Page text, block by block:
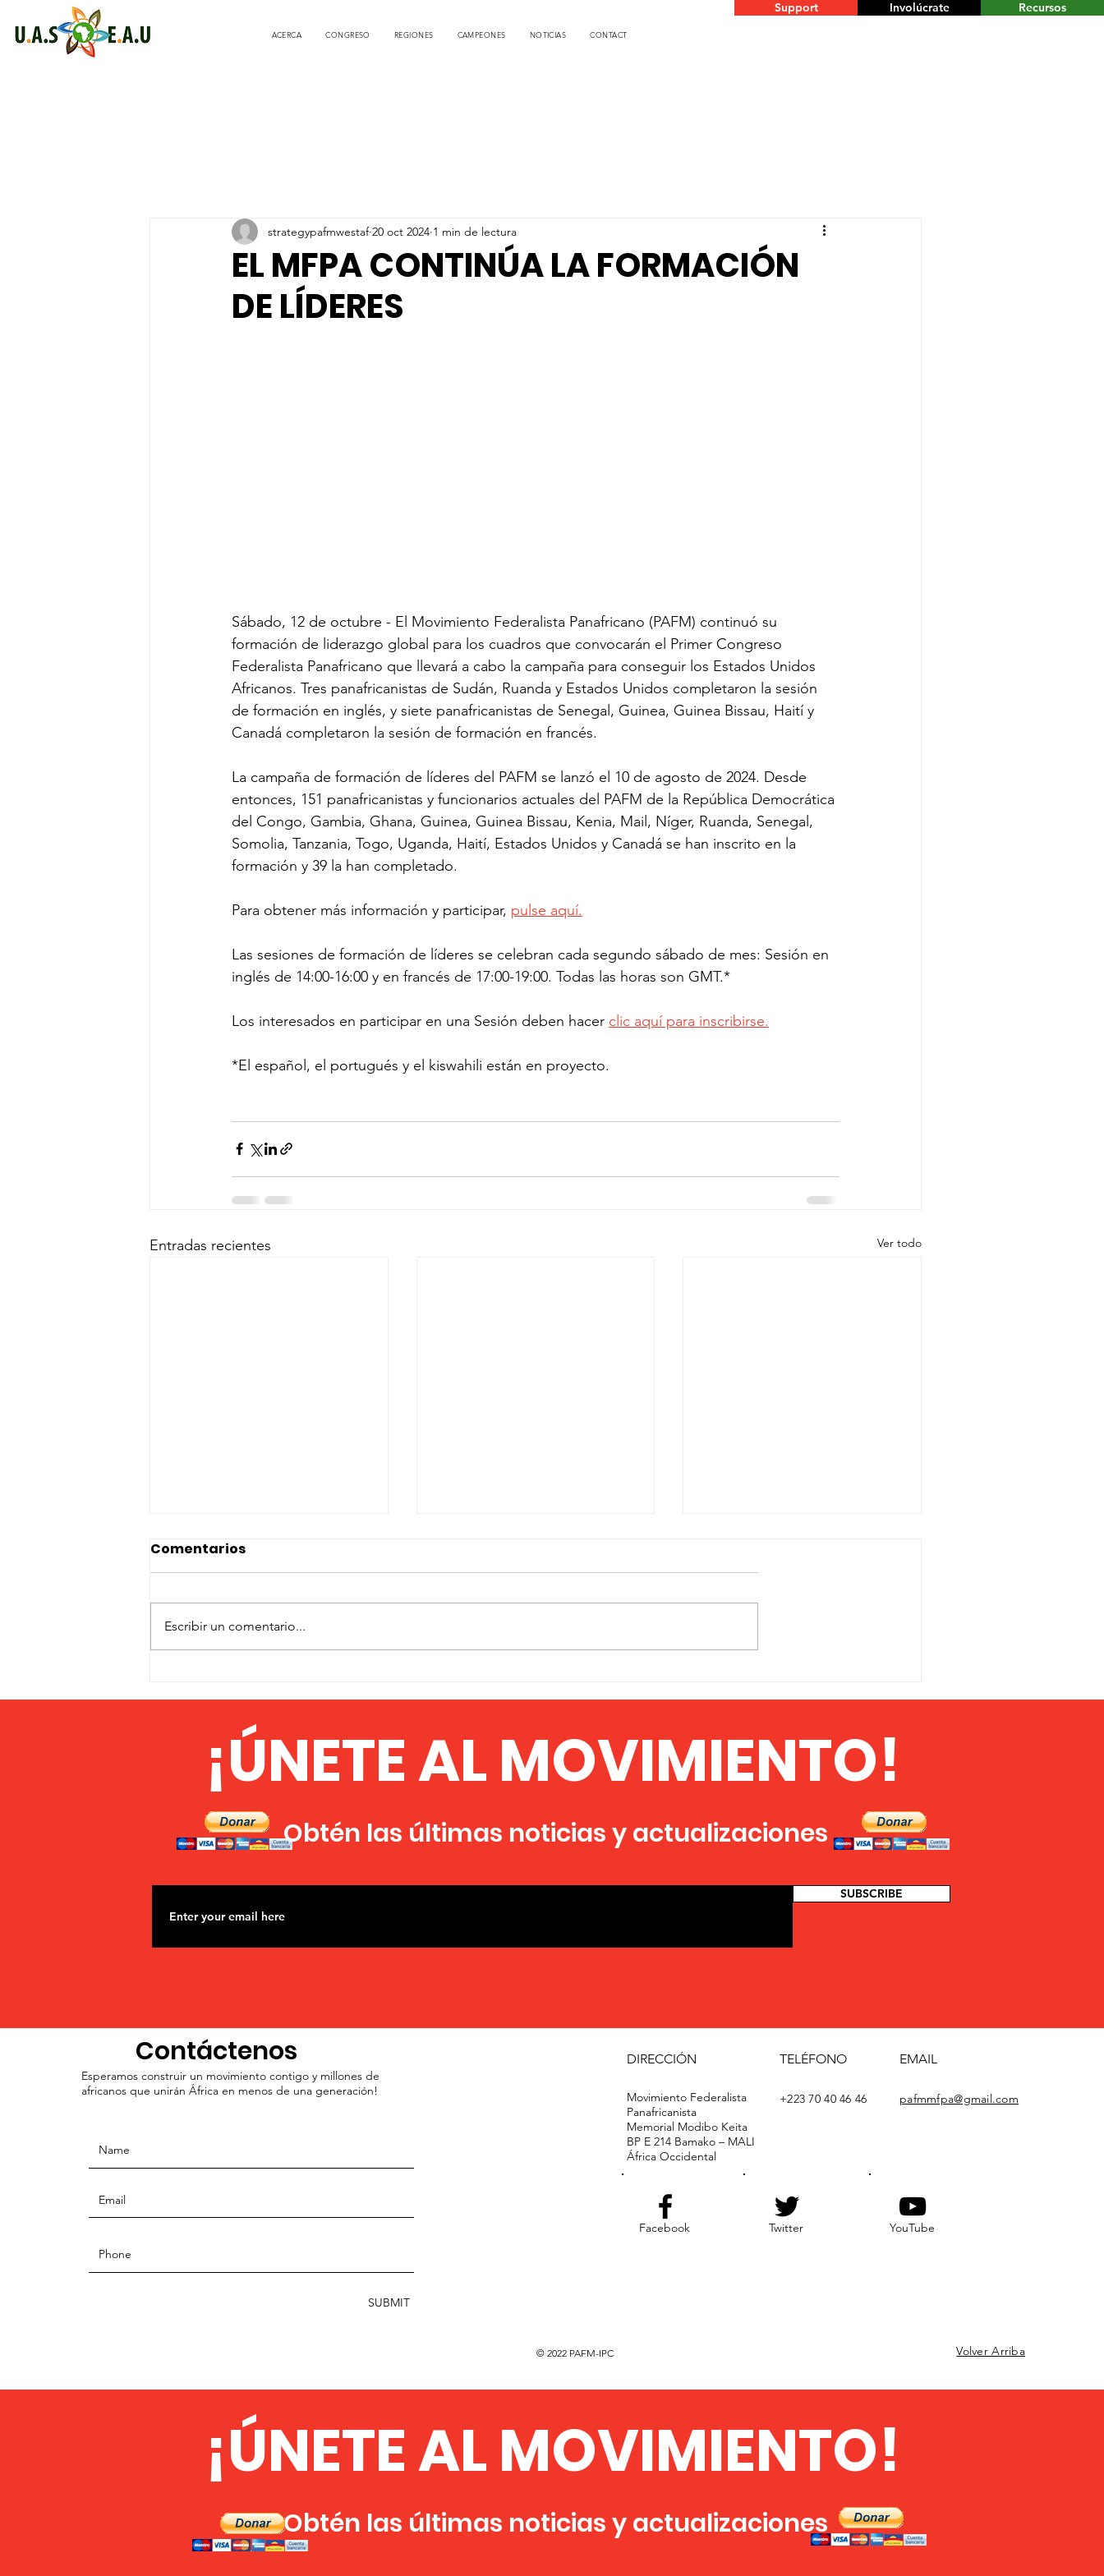
ACERCA CONGRESO REGIONES CAMPEONES NOTICIAS CONTACT
Support Involúcrate Recursos
EL MFPA CONTINÚA LA FORMACIÓN
DE LÍDERES
strategypafmwestaf 20 oct 2024 1 min de lectura
Sábado, 12 de octubre - El Movimiento Federalista Panafricano (PAFM) continuó su
formación de liderazgo global para los cuadros que convocarán el Primer Congreso
Federalista Panafricano que llevará a cabo la campaña para conseguir los Estados Unidos
Africanos. Tres panafricanistas de Sudán, Ruanda y Estados Unidos completaron la sesión
de formación en inglés, y siete panafricanistas de Senegal, Guinea, Guinea Bissau, Haití y
Canadá completaron la sesión de formación en francés.
La campaña de formación de líderes del PAFM se lanzó el 10 de agosto de 2024. Desde
entonces, 151 panafricanistas y funcionarios actuales del PAFM de la República Democrática
del Congo, Gambia, Ghana, Guinea, Guinea Bissau, Kenia, Mail, Níger, Ruanda, Senegal,
Somolia, Tanzania, Togo, Uganda, Haití, Estados Unidos y Canadá se han inscrito en la
formación y 39 la han completado.
Para obtener más información y participar, pulse aquí.
Las sesiones de formación de líderes se celebran cada segundo sábado de mes: Sesión en
inglés de 14:00-16:00 y en francés de 17:00-19:00. Todas las horas son GMT.*
Los interesados en participar en una Sesión deben hacer clic aquí para inscribirse.
*El español, el portugués y el kiswahili están en proyecto.
Entradas recientes Ver todo
NDONGO FAYE EN PAN
AFRICAN DAILY TV: EL
MOMENTO DE
ORGANIZARNOS ES
AHORA
Preguntas frecuentes
MFPA y la formación de
los Estados Unidos
DEL MFPA Y DEL
Comentarios
Escribir un comentario...
¡ÚNETE AL MOVIMIENTO!
Obtén las últimas noticias y actualizaciones
SUBSCRIBE
Contáctenos
Esperamos construir un movimiento contigo y millones de
africanos que unirán África en menos de una generación!
SUBMIT
DIRECCIÓN TELÉFONO EMAIL
Movimiento Federalista
Panafricanista
Memorial Modibo Keita
BP E 214 Bamako – MALI
África Occidental
+223 70 40 46 46 pafmmfpa@gmail.com
Facebook Twitter YouTube
© 2022 PAFM-IPC Volver Arriba
¡ÚNETE AL MOVIMIENTO!
Obtén las últimas noticias y actualizaciones